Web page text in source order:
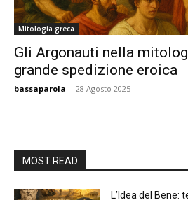
Mitologia greca
Gli Argonauti nella
grande spedizione eroica
bassaparola - 28 Agosto 2025
MOST READ
L’Idea del Bene: